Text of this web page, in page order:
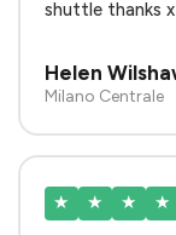
shuttle thanks x
Helen
Milano Centrale
★ ★ ★ ★